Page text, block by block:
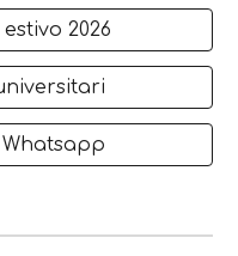
2026